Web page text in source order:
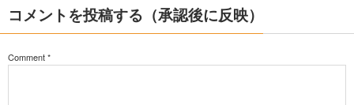
コメントを投稿する（承認後に反映）
Comment*